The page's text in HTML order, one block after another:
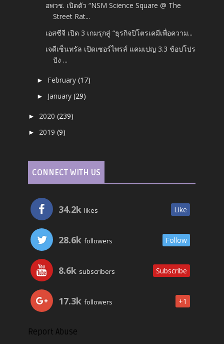
อพวช. เปิดตัว “NSM Science Square @ The
Street Rat...
เอสซีจี เปิด 3 เกมรุกสู่ “ธุรกิจปิโตรเคมีเพื่อความ...
เจดีเซ็นทรัล เปิดเซอร์ไพรส์ แคมเปญ 3.3 ช้อปโปร
ปัง ...
► February(17)
► January(29)
► 2020(239)
► 2019(9)
CONNECT WITH US
34.2k likes Like
28.6k followers Follow
8.6k subscribers Subscribe
17.3k followers +1
Report Abuse